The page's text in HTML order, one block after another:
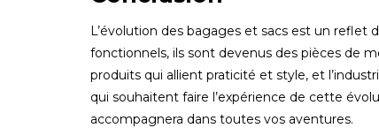
L’évolution des bagages et sacs est un reflet
fonctionnels, ils sont devenus des pièces de
produits qui allient praticité et style, et
qui souhaitent faire l’expérience de cette
accompagnera dans toutes vos aventures.